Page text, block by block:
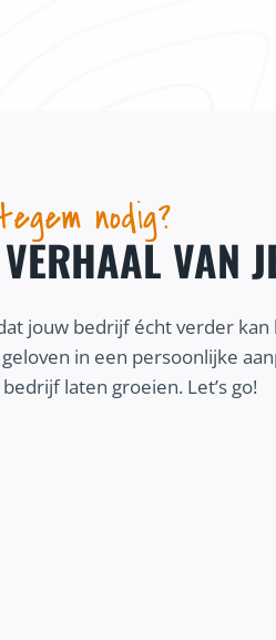
nodig?
VAN
jouw bedrijf écht verder kan
in een persoonlijke
laten groeien. Let’s go!